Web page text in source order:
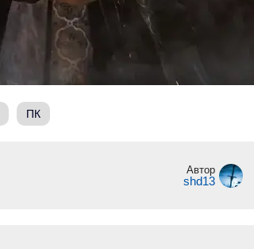
ПК
Автор
shd13